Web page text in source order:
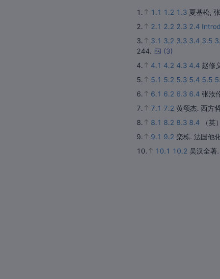
1. 1.1 1.2 1.3 夏基松,
2.
2.1 2.2 2.3 2.4
3.
3.1 3.2 3.3 3.4 3.5
244.
(3)
4.
4.1 4.2 4.3 4.4 赵修
5.
5.1 5.2 5.3 5.4 5.5
6.
6.1 6.2 6.3 6.4 张汝
7.
7.1 7.2 黄颂杰. 西方
8.
8.1 8.2 8.3 8.4
（
9.
9.1 9.2 栾栋. 法国他
10.
10.1 10.2 吴汉全